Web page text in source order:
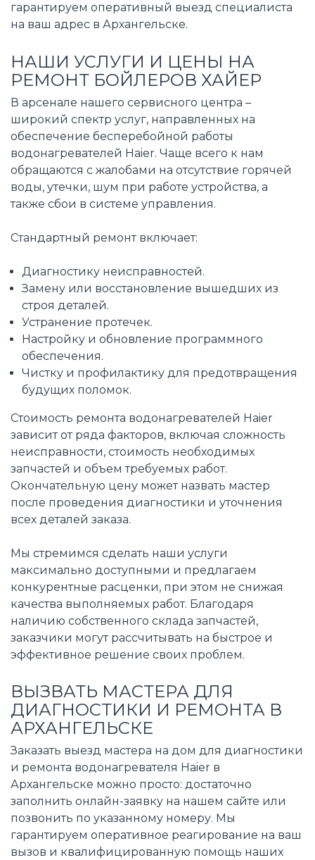
гарантируем оперативный выезд специалиста
на ваш адрес в Архангельске.
НАШИ УСЛУГИ И ЦЕНЫ НА
РЕМОНТ БОЙЛЕРОВ ХАЙЕР
В арсенале нашего сервисного центра –
широкий спектр услуг, направленных на
обеспечение бесперебойной работы
водонагревателей Haier. Чаще всего к нам
обращаются с жалобами на отсутствие горячей
воды, утечки, шум при работе устройства, а
также сбои в системе управления.
Стандартный ремонт включает:
Диагностику неисправностей.
Замену или восстановление вышедших из
строя деталей.
Устранение протечек.
Настройку и обновление программного
обеспечения.
Чистку и профилактику для предотвращения
будущих поломок.
Стоимость ремонта водонагревателей Haier
зависит от ряда факторов, включая сложность
неисправности, стоимость необходимых
запчастей и объем требуемых работ.
Окончательную цену может назвать мастер
после проведения диагностики и уточнения
всех деталей заказа.
Мы стремимся сделать наши услуги
максимально доступными и предлагаем
конкурентные расценки, при этом не снижая
качества выполняемых работ. Благодаря
наличию собственного склада запчастей,
заказчики могут рассчитывать на быстрое и
эффективное решение своих проблем.
ВЫЗВАТЬ МАСТЕРА ДЛЯ
ДИАГНОСТИКИ И РЕМОНТА В
АРХАНГЕЛЬСКЕ
Заказать выезд мастера на дом для диагностики
и ремонта водонагревателя Haier в
Архангельске можно просто: достаточно
заполнить онлайн-заявку на нашем сайте или
позвонить по указанному номеру. Мы
гарантируем оперативное реагирование на ваш
вызов и квалифицированную помощь наших